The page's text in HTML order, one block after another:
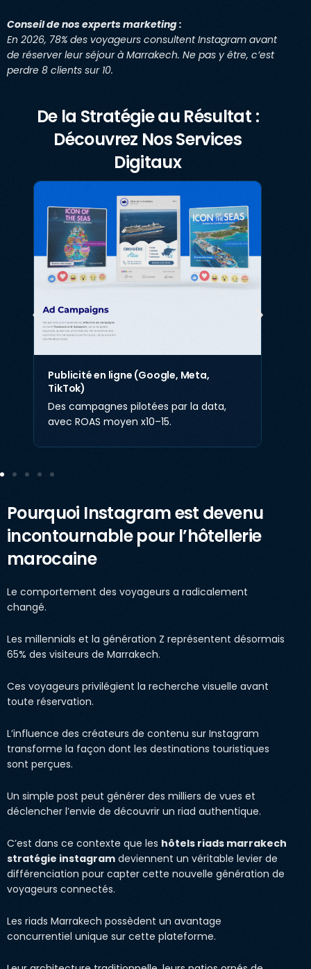
Conseil de nos experts marketing :
En 2026, 78% des voyageurs consultent Instagram avant
de réserver leur séjour à Marrakech. Ne pas y être, c’est
perdre 8 clients sur 10.
De la Stratégie au Résultat :
Découvrez Nos Services
Digitaux
Publicité en ligne (Google, Meta,
TikTok)
Des campagnes pilotées par la data,
avec ROAS moyen x10–15.
Pourquoi Instagram est devenu
incontournable pour l’hôtellerie
marocaine
Le comportement des voyageurs a radicalement
changé.
Les millennials et la génération Z représentent désormais
65% des visiteurs de Marrakech.
Ces voyageurs privilégient la recherche visuelle avant
toute réservation.
L’influence des créateurs de contenu sur Instagram
transforme la façon dont les destinations touristiques
sont perçues.
Un simple post peut générer des milliers de vues et
déclencher l’envie de découvrir un riad authentique.
C’est dans ce contexte que les hôtels riads marrakech
stratégie instagram deviennent un véritable levier de
différenciation pour capter cette nouvelle génération de
voyageurs connectés.
Les riads Marrakech possèdent un avantage
concurrentiel unique sur cette plateforme.